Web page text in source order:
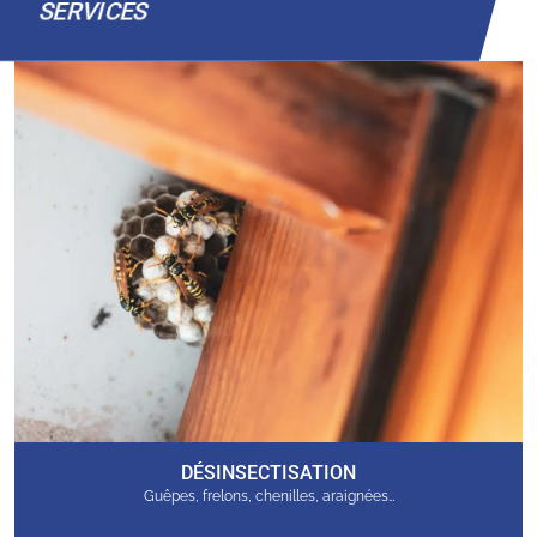
SERVICES
DÉSINSECTISATION
Guêpes, frelons, chenilles, araignées…